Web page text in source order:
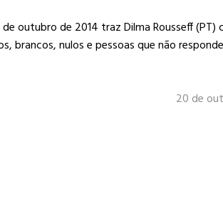
outubro de 2014 traz Dilma Rousseff (PT)
brancos, nulos e pessoas que não
20 de